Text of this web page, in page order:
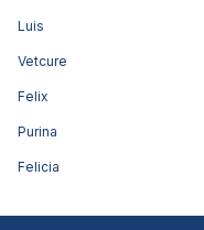
Luis
Vetcure
Felix
Purina
Felicia